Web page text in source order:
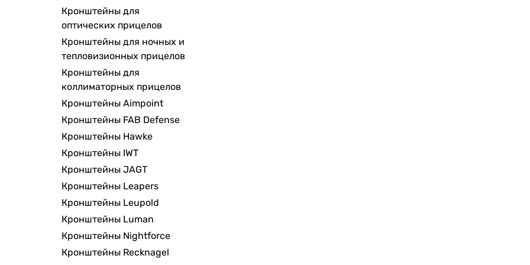
Кронштейны для
оптических прицелов
Кронштейны для ночных и
тепловизионных прицелов
Кронштейны для
коллиматорных прицелов
Кронштейны Aimpoint
Кронштейны FAB Defense
Кронштейны Hawke
Кронштейны IWT
Кронштейны JAGT
Кронштейны Leapers
Кронштейны Leupold
Кронштейны Luman
Кронштейны Nightforce
Кронштейны Recknagel